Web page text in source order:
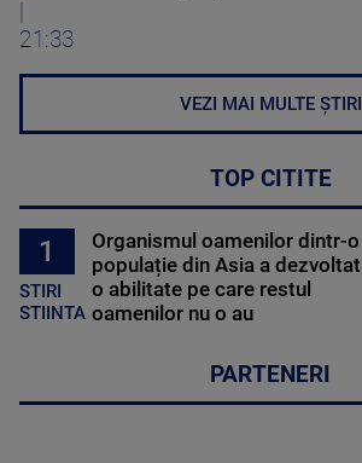
21:33
VEZI MAI MULTE ȘTIRI
TOP CITITE
1
STIRI
STIINTA
Organismul oamenilor dintr-o
populație din Asia a dezvoltat
o abilitate pe care restul
oamenilor nu o au
PARTENERI